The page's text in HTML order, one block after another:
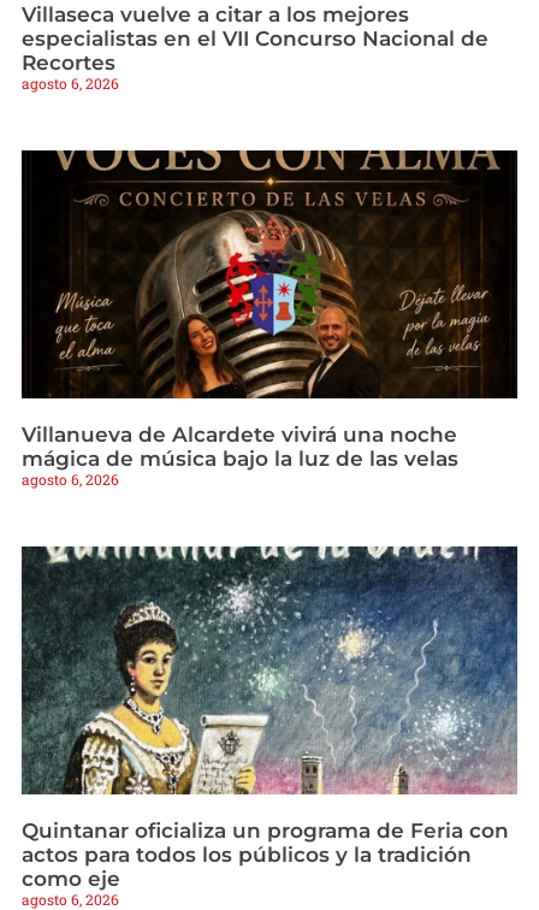
Villaseca vuelve a citar a los mejores
especialistas en el VII Concurso Nacional de
Recortes
agosto 6, 2026
Villanueva de Alcardete vivirá una noche
mágica de música bajo la luz de las velas
agosto 6, 2026
Quintanar oficializa un programa de Feria con
actos para todos los públicos y la tradición
como eje
agosto 6, 2026